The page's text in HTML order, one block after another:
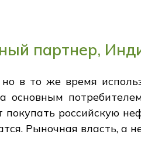
партнер,
в то же время
основным
российскую
Рыночная власть, а